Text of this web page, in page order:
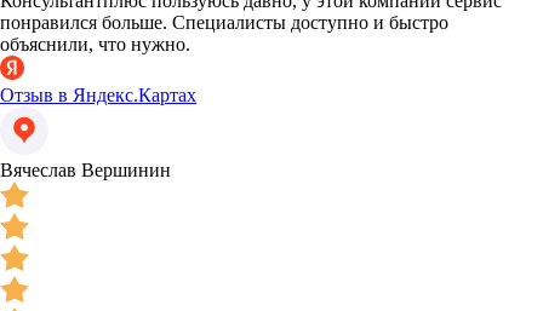
понравился больше. Специалисты доступно и быстро
объяснили, что нужно.
Отзыв в Яндекс.Картах
Вячеслав Вершинин